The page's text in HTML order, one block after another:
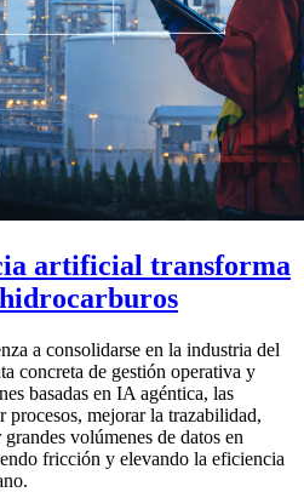
artificial transforma
a consolidarse en la industria del
concreta de gestión operativa y
basadas en IA agéntica, las
procesos, mejorar la trazabilidad,
volúmenes de datos en
fricción y elevando la eficiencia